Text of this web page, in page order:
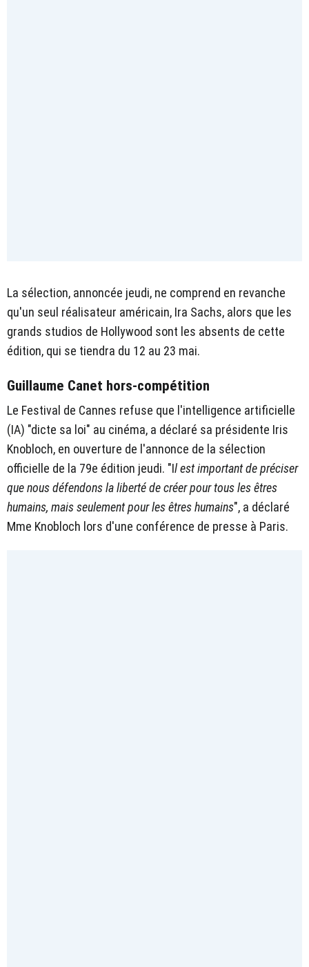
La sélection, annoncée jeudi, ne comprend en revanche
qu'un seul réalisateur américain, Ira Sachs, alors que les
grands studios de Hollywood sont les absents de cette
édition, qui se tiendra du 12 au 23 mai.
Guillaume Canet hors-compétition
Le Festival de Cannes refuse que l'intelligence artificielle
(IA) "dicte sa loi" au cinéma, a déclaré sa présidente Iris
Knobloch, en ouverture de l'annonce de la sélection
officielle de la 79e édition jeudi. "Il est important de préciser
que nous défendons la liberté de créer pour tous les êtres
humains, mais seulement pour les êtres humains", a déclaré
Mme Knobloch lors d'une conférence de presse à Paris.